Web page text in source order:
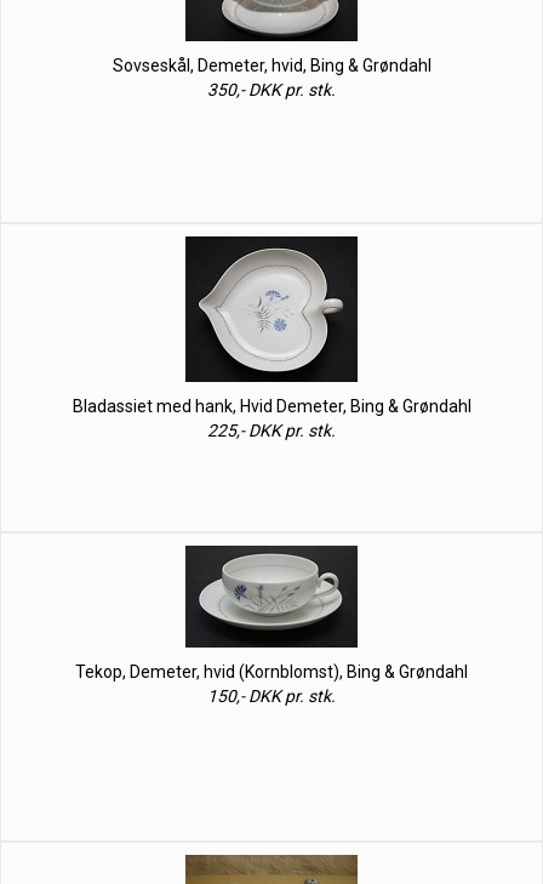
Sovseskål, Demeter, hvid, Bing & Grøndahl
350,- DKK pr. stk.
Bladassiet med hank, Hvid Demeter, Bing & Grøndahl
225,- DKK pr. stk.
Tekop, Demeter, hvid (Kornblomst), Bing & Grøndahl
150,- DKK pr. stk.